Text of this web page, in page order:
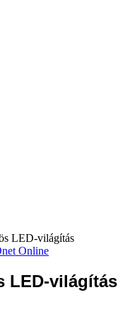
LED-világítás
Online
LED-világítás